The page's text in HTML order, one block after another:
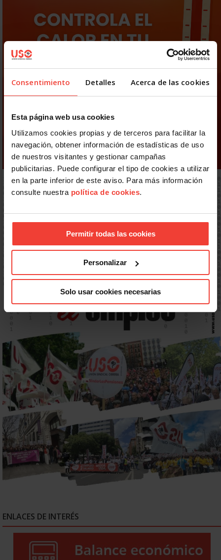
Consentimiento Detalles Acerca de las cookies
Esta página web usa cookies
Utilizamos cookies propias y de terceros para facilitar la
navegación, obtener información de estadísticas de uso
de nuestros visitantes y gestionar campañas
publicitarias. Puede configurar el tipo de cookies a utilizar
en la parte inferior de este aviso. Para más información
consulte nuestra política de cookies.
Permitir todas las cookies
Personalizar
Solo usar cookies necesarias
ENLACES DE INTERÉS